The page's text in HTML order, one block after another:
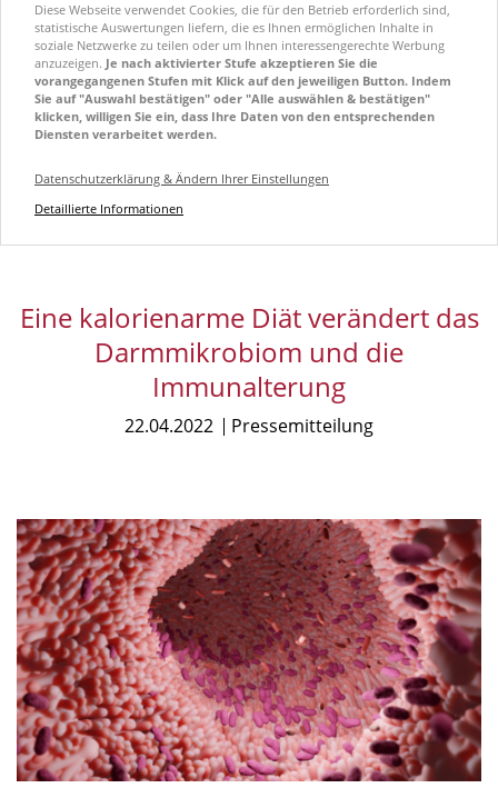
Diese Webseite verwendet Cookies, die für den Betrieb erforderlich sind,
statistische Auswertungen liefern, die es Ihnen ermöglichen Inhalte in
soziale Netzwerke zu teilen oder um Ihnen interessengerechte Werbung
anzuzeigen. Je nach aktivierter Stufe akzeptieren Sie die
vorangegangenen Stufen mit Klick auf den jeweiligen Button. Indem
Sie auf "Auswahl bestätigen" oder "Alle auswählen & bestätigen"
klicken, willigen Sie ein, dass Ihre Daten von den entsprechenden
Diensten verarbeitet werden.
Datenschutzerklärung & Ändern Ihrer Einstellungen
Detaillierte Informationen
Eine kalorienarme Diät verändert das
Darmmikrobiom und die
Immunalterung
22.04.2022 Pressemitteilung